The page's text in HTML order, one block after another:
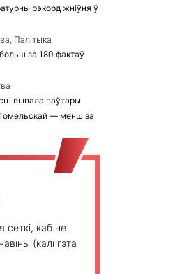
рэкорд жніўня ў
Палітыка
за 180 фактаў
выпала паўтары
— менш за
каб не
(калі гэта